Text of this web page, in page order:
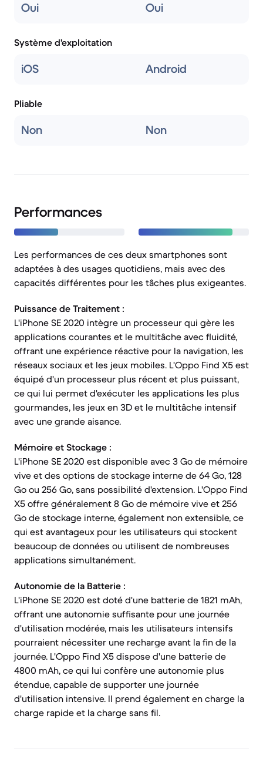
Oui Oui
Système d'exploitation
iOS Android
Pliable
Non Non
Performances
Les performances de ces deux smartphones sont
adaptées à des usages quotidiens, mais avec des
capacités différentes pour les tâches plus exigeantes.
Puissance de Traitement :
L'iPhone SE 2020 intègre un processeur qui gère les
applications courantes et le multitâche avec fluidité,
offrant une expérience réactive pour la navigation, les
réseaux sociaux et les jeux mobiles. L'Oppo Find X5 est
équipé d'un processeur plus récent et plus puissant,
ce qui lui permet d'exécuter les applications les plus
gourmandes, les jeux en 3D et le multitâche intensif
avec une grande aisance.
Mémoire et Stockage :
L'iPhone SE 2020 est disponible avec 3 Go de mémoire
vive et des options de stockage interne de 64 Go, 128
Go ou 256 Go, sans possibilité d'extension. L'Oppo Find
X5 offre généralement 8 Go de mémoire vive et 256
Go de stockage interne, également non extensible, ce
qui est avantageux pour les utilisateurs qui stockent
beaucoup de données ou utilisent de nombreuses
applications simultanément.
Autonomie de la Batterie :
L'iPhone SE 2020 est doté d'une batterie de 1821 mAh,
offrant une autonomie suffisante pour une journée
d'utilisation modérée, mais les utilisateurs intensifs
pourraient nécessiter une recharge avant la fin de la
journée. L'Oppo Find X5 dispose d'une batterie de
4800 mAh, ce qui lui confère une autonomie plus
étendue, capable de supporter une journée
d'utilisation intensive. Il prend également en charge la
charge rapide et la charge sans fil.